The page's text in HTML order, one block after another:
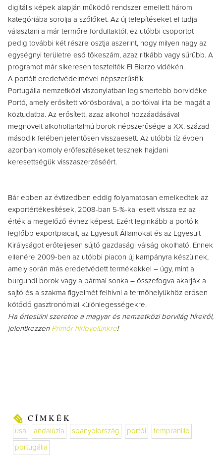
digitális képek alapján működő rendszer emellett három
kategóriába sorolja a szőlőket. Az új telepítéseket el tudja
választani a már termőre fordultaktól, ez utóbbi csoportot
pedig további két részre osztja aszerint, hogy milyen nagy az
egységnyi területre eső tőkeszám, azaz ritkább vagy sűrűbb. A
programot már sikeresen tesztelték El Bierzo vidékén.
A portóit eredetvédelmével népszerűsítik
Portugália nemzetközi viszonylatban legismertebb borvidéke
Portó, amely erősített vörösborával, a portóival írta be magát a
köztudatba. Az erősített, azaz alkohol hozzáadásával
megnövelt alkoholtartalmú borok népszerűsége a XX. század
második felében jelentősen visszaesett. Az utóbbi tíz évben
azonban komoly erőfeszítéseket tesznek hajdani
keresettségük visszaszerzéséért.
Bár ebben az évtizedben eddig folyamatosan emelkedtek az
exportértékesítések, 2008-ban 5-%-kal esett vissza ez az
érték a megelőző évhez képest. Ezért leginkább a portóik
legfőbb exportpiacait, az Egyesült Államokat és az Egyesült
Királyságot erőteljesen sújtó gazdasági válság okolható. Ennek
ellenére 2009-ben az utóbbi piacon új kampányra készülnek,
amely során más eredetvédett termékekkel – úgy, mint a
burgundi borok vagy a pármai sonka – összefogva akarják a
sajtó és a szakma figyelmét felhívni a termőhelyükhöz erősen
kötődő gasztronómiai különlegességekre.
Ha értesülni szeretne a magyar és nemzetközi borvilág híreiről,
jelentkezzen Primőr hírlevelünkre!
CÍMKÉK
usa andalúzia spanyolország portói tempranillo
portugália